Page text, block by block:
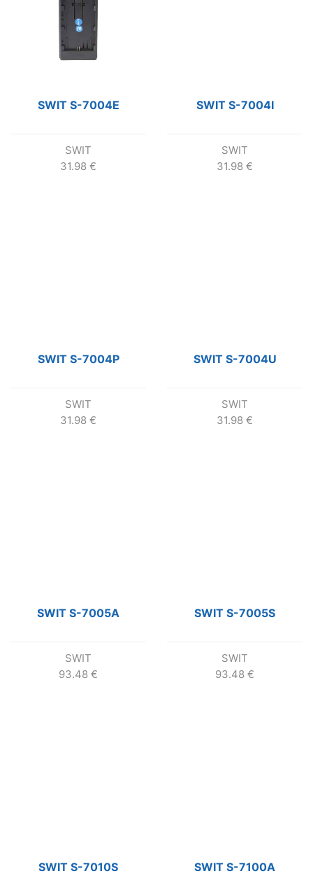
SWIT S-7004E
SWIT
31.98 €
SWIT S-7004I
SWIT
31.98 €
SWIT S-7004P
SWIT
31.98 €
SWIT S-7004U
SWIT
31.98 €
SWIT S-7005A
SWIT
93.48 €
SWIT S-7005S
SWIT
93.48 €
SWIT S-7010S SWIT S-7100A